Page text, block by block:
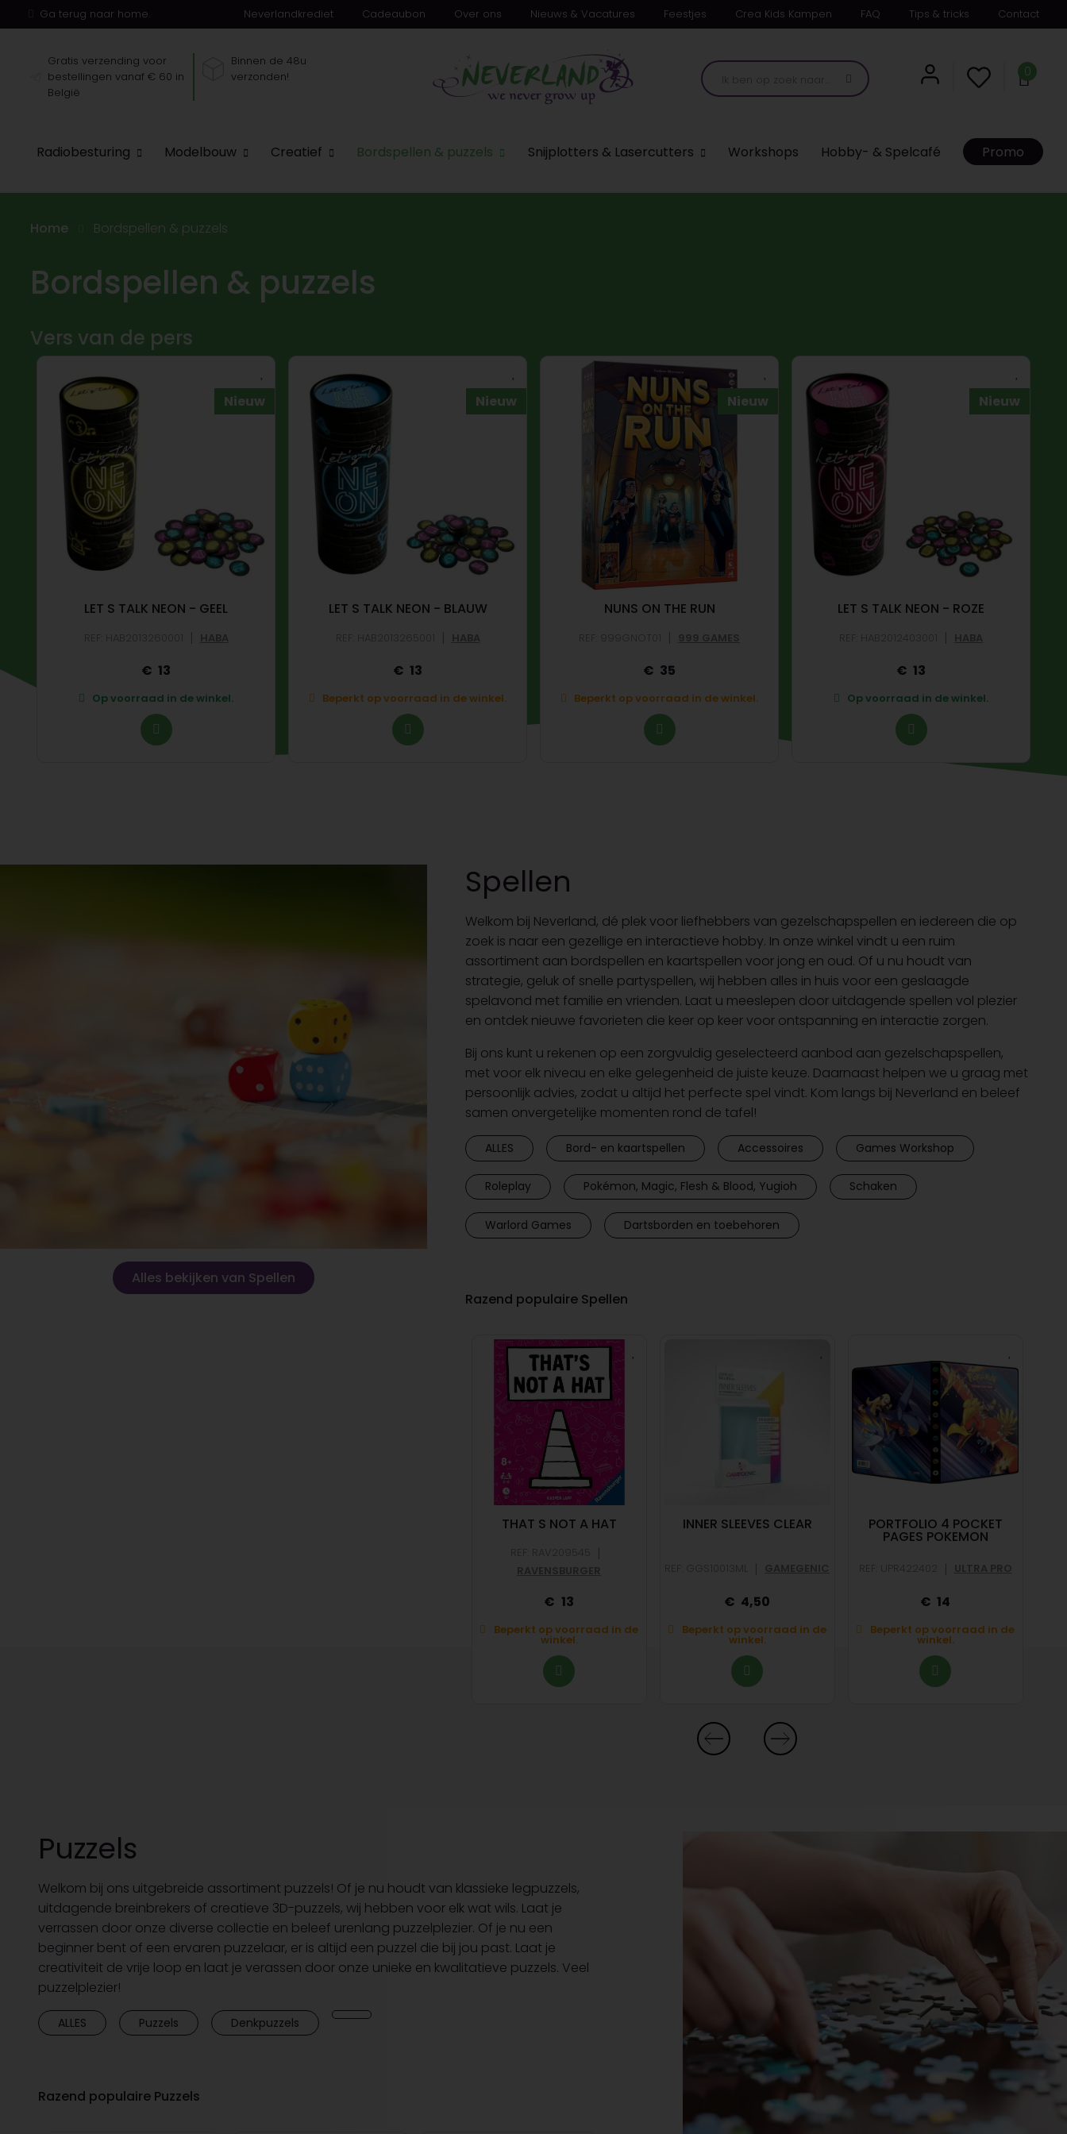
Ga terug naar home. Neverlandkrediet Cadeaubon Over ons Nieuws & Vacatures Feestjes Crea Kids Kampen FAQ Tips & tricks Contact
Gratis verzending voor
bestellingen vanaf € 60 in
België
Binnen de 48u
verzonden!
0
Radiobesturing Modelbouw Creatief Bordspellen & puzzels Snijplotters & Lasercutters Workshops Hobby- & Spelcafé Promo
Home Bordspellen & puzzels
Bordspellen & puzzels
Vers van de pers
Nieuw
LET S TALK NEON - GEEL
| HABA
13
Op voorraad in de winkel.
Nieuw
LET S TALK NEON - BLAUW
| HABA
13
Beperkt op voorraad in de winkel.
Nieuw
NUNS ON THE RUN
REF: 999GNOT01 | 999 GAMES
35
Beperkt op voorraad in de winkel.
Nieuw
LET S TALK NEON - ROZE
REF: HAB2012403001 | HABA
13
Op voorraad in de winkel.
Alles bekijken van Spellen
Spellen
Welkom bij Neverland, dé plek voor liefhebbers van gezelschapspellen en iedereen die op
zoek is naar een gezellige en interactieve hobby. In onze winkel vindt u een ruim
assortiment aan bordspellen en kaartspellen voor jong en oud. Of u nu houdt van
strategie, geluk of snelle partyspellen, wij hebben alles in huis voor een geslaagde
spelavond met familie en vrienden. Laat u meeslepen door uitdagende spellen vol plezier
en ontdek nieuwe favorieten die keer op keer voor ontspanning en interactie zorgen.
Bij ons kunt u rekenen op een zorgvuldig geselecteerd aanbod aan gezelschapspellen,
met voor elk niveau en elke gelegenheid de juiste keuze. Daarnaast helpen we u graag met
persoonlijk advies, zodat u altijd het perfecte spel vindt. Kom langs bij Neverland en beleef
samen onvergetelijke momenten rond de tafel!
ALLES Bord- en kaartspellen Accessoires Games Workshop
Roleplay Pokémon, Magic, Flesh & Blood, Yugioh Schaken
Warlord Games Dartsborden en toebehoren
Razend populaire Spellen
THAT S NOT A HAT
REF: RAV209545 |
RAVENSBURGER
13
Beperkt op voorraad in de
winkel.
INNER SLEEVES CLEAR
| GAMEGENIC
4,50
Beperkt op voorraad in de
winkel.
PORTFOLIO 4 POCKET
PAGES POKEMON
REF: UPR422402 | ULTRA PRO
14
Beperkt op voorraad in de
winkel.
Puzzels
Welkom bij ons uitgebreide assortiment puzzels! Of je nu houdt van klassieke legpuzzels,
uitdagende breinbrekers of creatieve 3D-puzzels, wij hebben voor elk wat wils. Laat je
verrassen door onze diverse collectie en beleef urenlang puzzelplezier. Of je nu een
beginner bent of een ervaren puzzelaar, er is altijd een puzzel die bij jou past. Laat je
creativiteit de vrije loop en laat je verassen door onze unieke en kwalitatieve puzzels. Veel
puzzelplezier!
ALLES Puzzels Denkpuzzels
Razend populaire Puzzels